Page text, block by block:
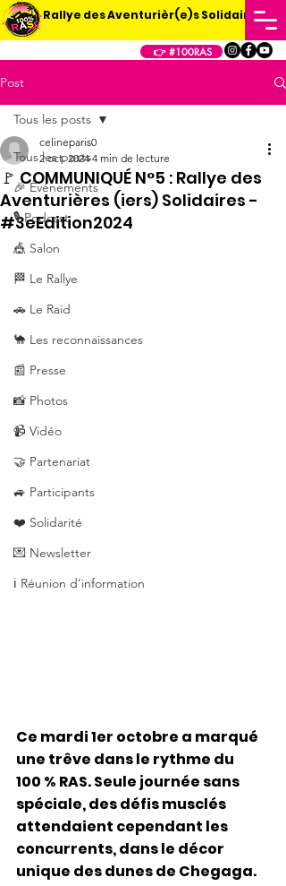
Rallye des Aventurièr(e)s Solidaires
👉 #100RAS
Post
Tous les posts
🎉 Événements
🎙️ Podcast
🎪 Salon
🏁 Le Rallye
🚗 Le Raid
🐪 Les reconnaissances
📰 Presse
📸 Photos
📹 Vidéo
🤝 Partenariat
🚙 Participants
❤️ Solidarité
💌 Newsletter
ℹ️ Réunion d’information
Tous les posts
🚩 COMMUNIQUÉ N°5 : Rallye des
Aventurières (iers) Solidaires -
#3eEdition2024
celineparis0
2 oct. 2024 4 min de lecture
Ce mardi 1er octobre a marqué
une trêve dans le rythme du
100 % RAS. Seule journée sans
spéciale, des défis musclés
attendaient cependant les
concurrents, dans le décor
unique des dunes de Chegaga.